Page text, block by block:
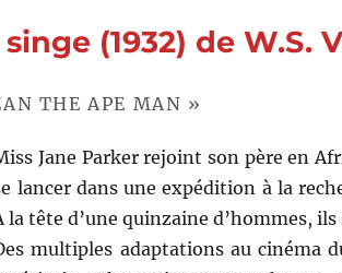
(1932) de W.S.
THE APE MAN »
Jane Parker rejoint son père en
lancer dans une expédition à la
la tête d’une quinzaine d’hommes,
multiples adaptations au cinéma